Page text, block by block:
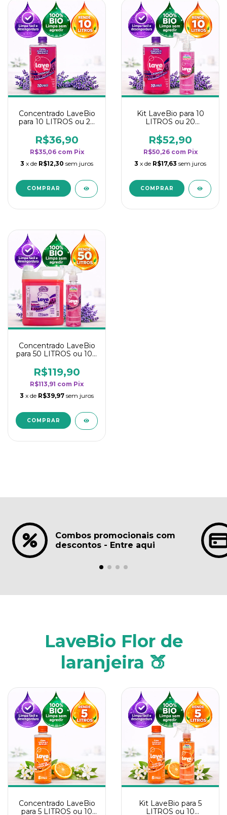
Concentrado LaveBio
para 10 LITROS ou 20
rendimento da
categoria - Lavanda
R$36,90
R$35,06 com Pix
3 x de R$12,30 sem juros
Kit LaveBio para 10
LITROS ou 20
rendimento da
categoria - Lavanda
R$52,90
R$50,26 com Pix
3 x de R$17,63 sem juros
Concentrado LaveBio
para 50 LITROS ou 100
rendimento da
categoria - Lavanda
R$119,90
R$113,91 com Pix
3 x de R$39,97 sem juros
Combos promocionais com
descontos - Entre aqui
LaveBio Flor de
laranjeira 🍑
Concentrado LaveBio
para 5 LITROS ou 10
Kit LaveBio para 5
LITROS ou 10